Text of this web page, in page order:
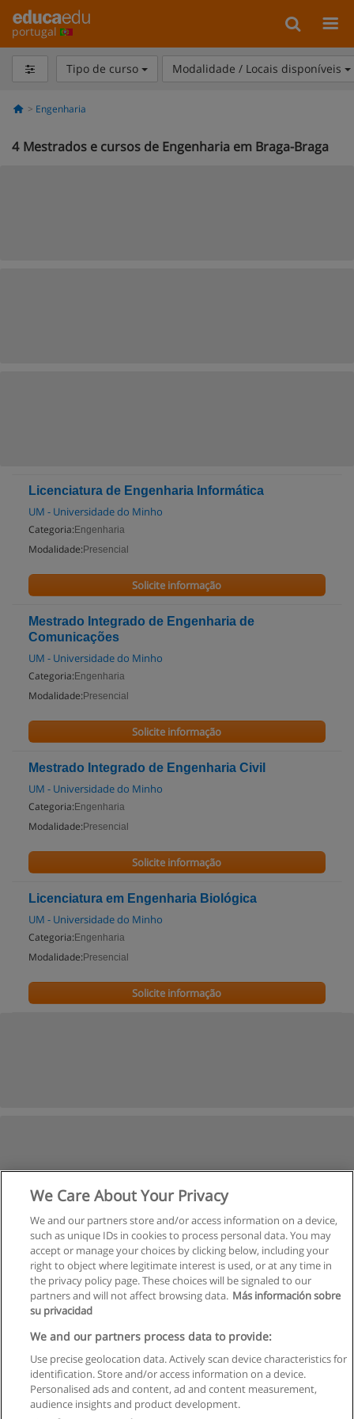
portugal
Tipo de curso Modalidade / Locais disponíveis
Engenharia
4 Mestrados e cursos de Engenharia em Braga-Braga
Licenciatura de Engenharia Informática
UM - Universidade do Minho
Categoria: Engenharia
Modalidade: Presencial
Solicite informação
Mestrado Integrado de Engenharia de
Comunicações
UM - Universidade do Minho
Categoria: Engenharia
Modalidade: Presencial
Solicite informação
Mestrado Integrado de Engenharia Civil
UM - Universidade do Minho
Categoria: Engenharia
Modalidade: Presencial
Solicite informação
Licenciatura em Engenharia Biológica
UM - Universidade do Minho
Categoria: Engenharia
Modalidade: Presencial
Solicite informação
Regras de uso
Privacidade de dados
We Care About Your Privacy
We and our partners store and/or access information on a device,
such as unique IDs in cookies to process personal data. You may
accept or manage your choices by clicking below, including your
right to object where legitimate interest is used, or at any time in
the privacy policy page. These choices will be signaled to our
partners and will not affect browsing data. Más información sobre
su privacidad
We and our partners process data to provide:
Use precise geolocation data. Actively scan device characteristics for
identification. Store and/or access information on a device.
Personalised ads and content, ad and content measurement,
audience insights and product development.